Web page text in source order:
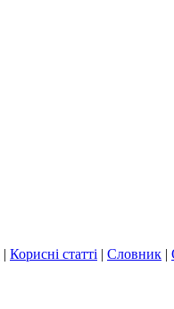
| Корисні статті | Словник |